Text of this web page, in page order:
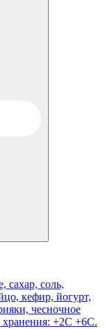
сахар, соль,
кефир, йогурт,
чесночное
+2С +6С.